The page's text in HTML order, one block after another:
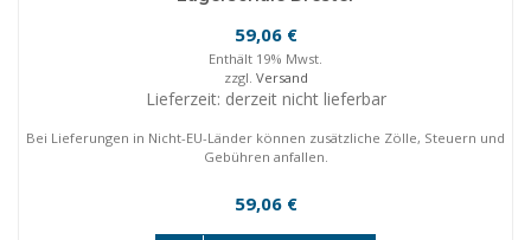
59,06 €
Enthält 19% Mwst.
zzgl. Versand
Lieferzeit: derzeit nicht lieferbar
Bei Lieferungen in Nicht-EU-Länder können zusätzliche Zölle, Steuern und
Gebühren anfallen.
59,06 €